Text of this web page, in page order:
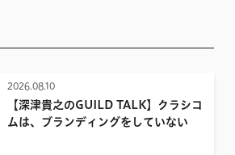
2026.08.10
【深津貴之のGUILD TALK】クラシコ
ムは、ブランディングをしていない